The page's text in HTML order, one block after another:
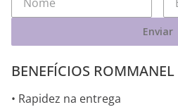
Enviar
BENEFÍCIOS ROMMANEL
• Rapidez na entrega